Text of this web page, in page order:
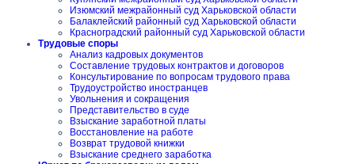
Изюмский межрайонный суд Харьковской области
Балаклейский районный суд Харьковской области
Красноградский районный суд Харьковской области
Трудовые споры
Анализ кадровых документов
Составление трудовых контрактов и договоров
Консультирование по вопросам трудового права
Трудоустройство иностранцев
Увольнения и сокращения
Представительство в суде
Взыскание заработной платы
Восстановление на работе
Возврат трудовой книжки
Взыскание среднего заработка